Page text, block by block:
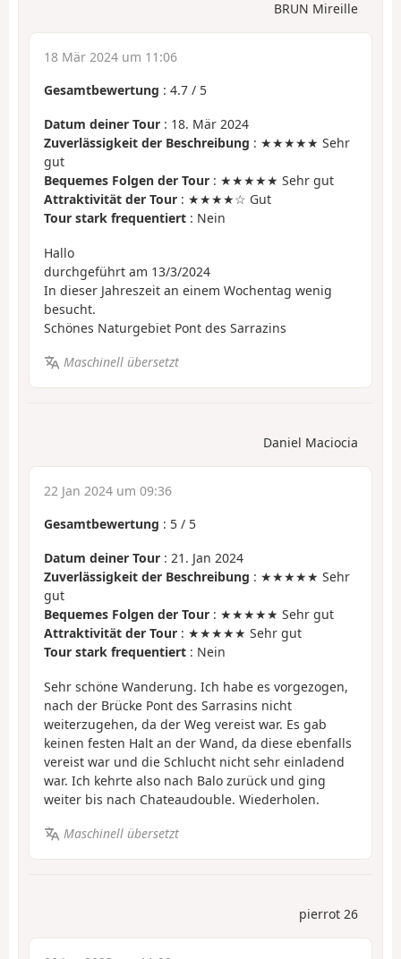
BRUN Mireille
18 Mär 2024 um 11:06
Gesamtbewertung : 4.7 / 5
Datum deiner Tour : 18. Mär 2024
Zuverlässigkeit der Beschreibung : ★★★★★ Sehr
gut
Bequemes Folgen der Tour : ★★★★★ Sehr gut
Attraktivität der Tour : ★★★★☆ Gut
Tour stark frequentiert : Nein
Hallo
durchgeführt am 13/3/2024
In dieser Jahreszeit an einem Wochentag wenig
besucht.
Schönes Naturgebiet Pont des Sarrazins
Maschinell übersetzt
Daniel Maciocia
22 Jan 2024 um 09:36
Gesamtbewertung : 5 / 5
Datum deiner Tour : 21. Jan 2024
Zuverlässigkeit der Beschreibung : ★★★★★ Sehr
gut
Bequemes Folgen der Tour : ★★★★★ Sehr gut
Attraktivität der Tour : ★★★★★ Sehr gut
Tour stark frequentiert : Nein
Sehr schöne Wanderung. Ich habe es vorgezogen,
nach der Brücke Pont des Sarrasins nicht
weiterzugehen, da der Weg vereist war. Es gab
keinen festen Halt an der Wand, da diese ebenfalls
vereist war und die Schlucht nicht sehr einladend
war. Ich kehrte also nach Balo zurück und ging
weiter bis nach Chateaudouble. Wiederholen.
Maschinell übersetzt
pierrot 26